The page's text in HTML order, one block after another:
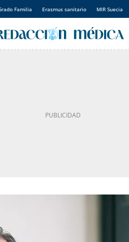
Familia Erasmus sanitario MIR Suecia